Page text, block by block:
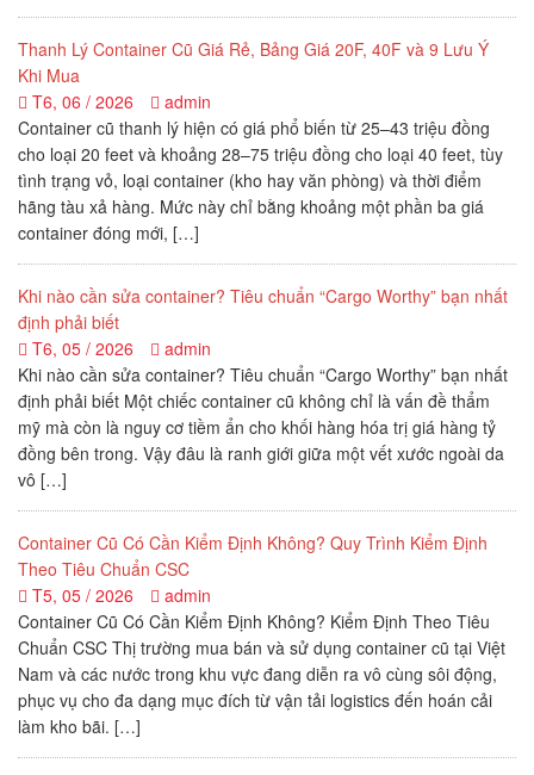
Thanh Lý Container Cũ Giá Rẻ, Bảng Giá 20F, 40F và 9 Lưu Ý
Khi Mua
T6, 06 / 2026
admin
Container cũ thanh lý hiện có giá phổ biến từ 25–43 triệu đồng
cho loại 20 feet và khoảng 28–75 triệu đồng cho loại 40 feet, tùy
tình trạng vỏ, loại container (kho hay văn phòng) và thời điểm
hãng tàu xả hàng. Mức này chỉ bằng khoảng một phần ba giá
container đóng mới, […]
Khi nào cần sửa container? Tiêu chuẩn “Cargo Worthy” bạn nhất
định phải biết
T6, 05 / 2026
admin
Khi nào cần sửa container? Tiêu chuẩn “Cargo Worthy” bạn nhất
định phải biết Một chiếc container cũ không chỉ là vấn đề thẩm
mỹ mà còn là nguy cơ tiềm ẩn cho khối hàng hóa trị giá hàng tỷ
đồng bên trong. Vậy đâu là ranh giới giữa một vết xước ngoài da
vô […]
Container Cũ Có Cần Kiểm Định Không? Quy Trình Kiểm Định
Theo Tiêu Chuẩn CSC
T5, 05 / 2026
admin
Container Cũ Có Cần Kiểm Định Không? Kiểm Định Theo Tiêu
Chuẩn CSC Thị trường mua bán và sử dụng container cũ tại Việt
Nam và các nước trong khu vực đang diễn ra vô cùng sôi động,
phục vụ cho đa dạng mục đích từ vận tải logistics đến hoán cải
làm kho bãi. […]